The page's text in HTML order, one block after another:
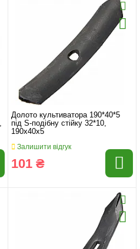
Долото культиватора 190*40*5
під S-подібну стійку 32*10,
190x40x5
Залишити відгук
101 ₴